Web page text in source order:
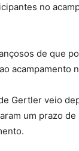
no
de que
acampamento
Gertler veio
um prazo de